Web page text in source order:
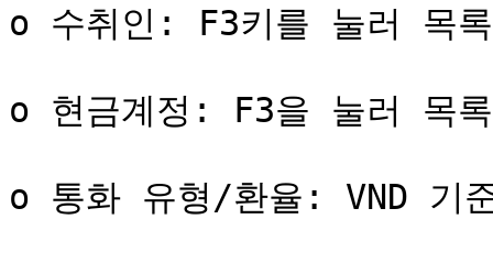
o 수취인: F3키를 눌러 목
o 현금계정: F3을 눌러 목
o 통화 유형/환율: VND 기